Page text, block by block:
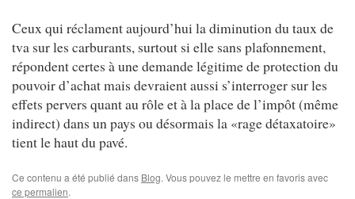
Ceux qui réclament aujourd’hui la diminution du taux de
tva sur les carburants, surtout si elle sans plafonnement,
répondent certes à une demande légitime de protection du
pouvoir d’achat mais devraient aussi s’interroger sur les
effets pervers quant au rôle et à la place de l’impôt (même
indirect) dans un pays ou désormais la «rage détaxatoire»
tient le haut du pavé.
Ce contenu a été publié dans Blog. Vous pouvez le mettre en favoris avec
ce permalien.